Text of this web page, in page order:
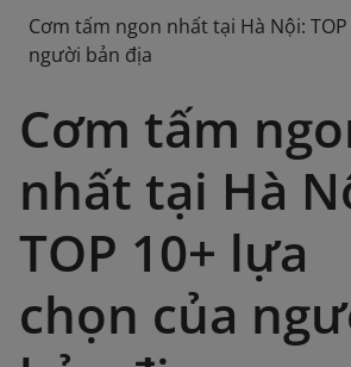
Cơm tấm ngon nhất tại Hà Nội:
người bản địa
Cơm tấm
nhất tại Hà
TOP 10+ lựa
chọn của